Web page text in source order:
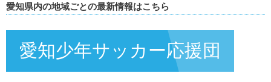
愛知県内の地域ごとの最新情報はこちら
愛知少年サッカー応援団